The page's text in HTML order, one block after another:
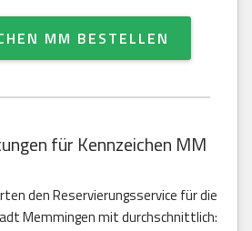
MM BESTELLEN
für Kennzeichen MM
den Reservierungsservice für die
Memmingen mit durchschnittlich: